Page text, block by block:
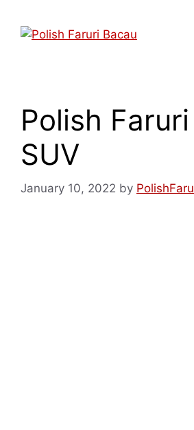
Polish
SUV
January 10, 2022 by